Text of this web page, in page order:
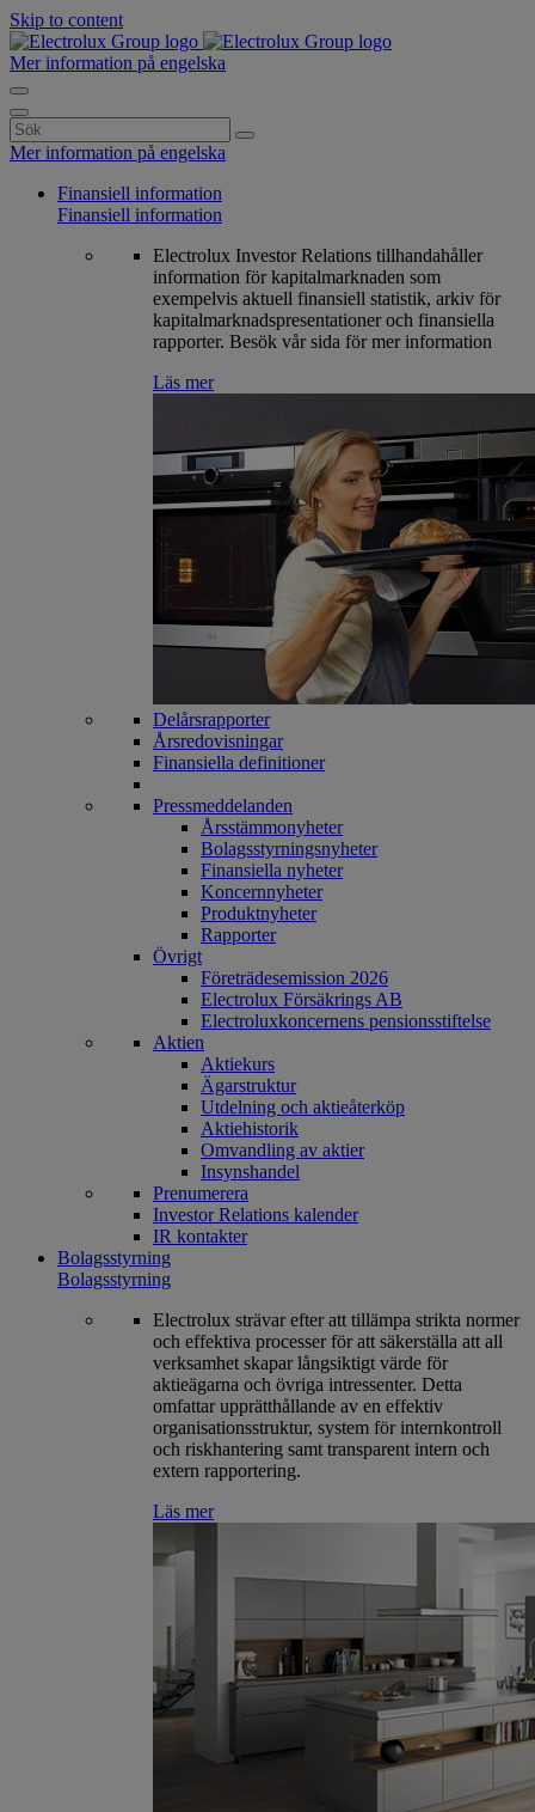
Skip to content
Mer information på engelska
Search
for:
Mer information på engelska
Finansiell information
Finansiell information
Electrolux Investor Relations tillhandahåller
information för kapitalmarknaden som
exempelvis aktuell finansiell statistik, arkiv för
kapitalmarknadspresentationer och finansiella
rapporter. Besök vår sida för mer information
Läs mer
Delårsrapporter
Årsredovisningar
Finansiella definitioner
Pressmeddelanden
Årsstämmonyheter
Bolagsstyrningsnyheter
Finansiella nyheter
Koncernnyheter
Produktnyheter
Rapporter
Övrigt
Företrädesemission 2026
Electrolux Försäkrings AB
Electroluxkoncernens pensionsstiftelse
Aktien
Aktiekurs
Ägarstruktur
Utdelning och aktieåterköp
Aktiehistorik
Omvandling av aktier
Insynshandel
Prenumerera
Investor Relations kalender
IR kontakter
Bolagsstyrning
Bolagsstyrning
Electrolux strävar efter att tillämpa strikta normer
och effektiva processer för att säkerställa att all
verksamhet skapar långsiktigt värde för
aktieägarna och övriga intressenter. Detta
omfattar upprätthållande av en effektiv
organisationsstruktur, system för internkontroll
och riskhantering samt transparent intern och
extern rapportering.
Läs mer